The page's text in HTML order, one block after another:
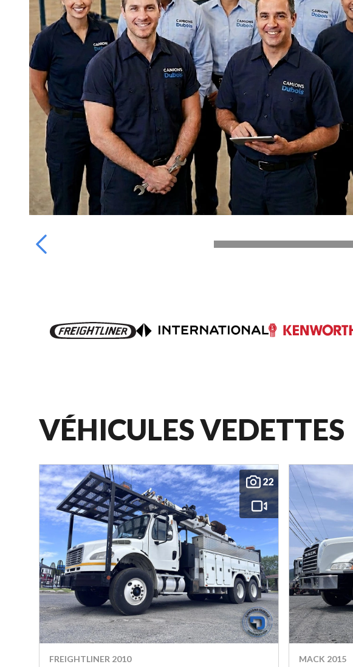
VÉHICULES VEDETTES
22
FREIGHTLINER 2010 MACK 2015